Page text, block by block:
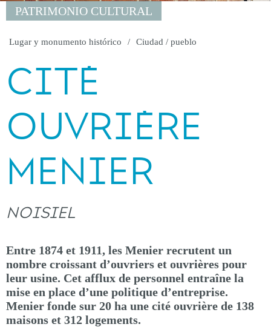
PATRIMONIO CULTURAL
Lugar y monumento histórico Ciudad / pueblo
CITÉ
OUVRIÈRE
MENIER
NOISIEL
Entre 1874 et 1911, les Menier recrutent un
nombre croissant d’ouvriers et ouvrières pour
leur usine. Cet afflux de personnel entraîne la
mise en place d’une politique d’entreprise.
Menier fonde sur 20 ha une cité ouvrière de 138
maisons et 312 logements.